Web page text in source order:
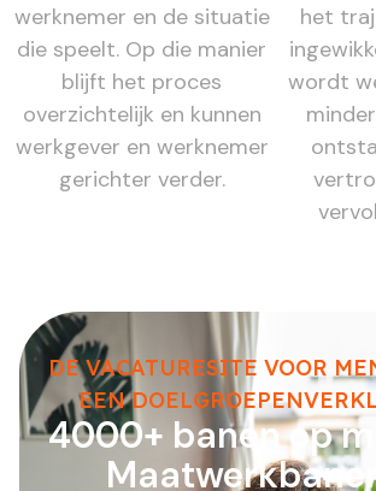
werknemer en de situatie
die speelt. Op die manier
blijft het proces
overzichtelijk en kunnen
werkgever en werknemer
gerichter verder.
het
wordt
DE VACATURESITE VOOR
EEN
4000+ banen op